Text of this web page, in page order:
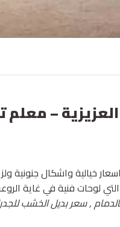
الواح بديل الخشب في
خيالية واشكال جنونية
لوحات فنية في غاية
, سعر بديل الخشب